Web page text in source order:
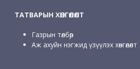
ТАТВАРЫН ХӨНГӨЛӨЛТ
Газрын төлбөр
Аж ахуйн нэгжид үзүүлэх хөнгөлөлт